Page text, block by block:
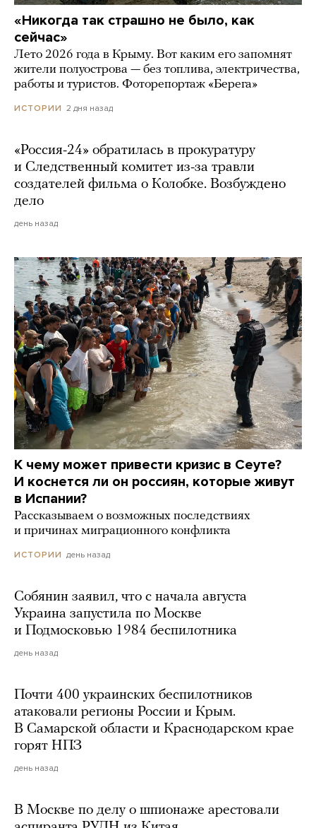
«Никогда так страшно не было, как
сейчас»
Лето 2026 года в Крыму. Вот каким его запомнят
жители полуострова — без топлива, электричества,
работы и туристов. Фоторепортаж «Берега»
ИСТОРИИ 2 дня назад
«Россия-24» обратилась в прокуратуру
и Следственный комитет из-за травли
создателей фильма о Колобке. Возбуждено
дело
день назад
К чему может привести кризис в Сеуте?
И коснется ли он россиян, которые живут
в Испании?
Рассказываем о возможных последствиях
и причинах миграционного конфликта
ИСТОРИИ день назад
Собянин заявил, что с начала августа
Украина запустила по Москве
и Подмосковью 1984 беспилотника
день назад
Почти 400 украинских беспилотников
атаковали регионы России и Крым.
В Самарской области и Краснодарском крае
горят НПЗ
день назад
В Москве по делу о шпионаже арестовали